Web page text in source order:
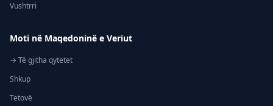
Vushtrri
Moti në Maqedoninë e Veriut
→ Të gjitha qytetet
Shkup
Tetovë